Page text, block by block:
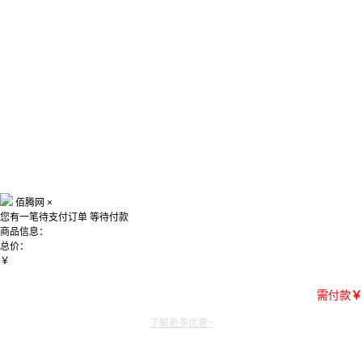
佰腾网 ×
您有一笔待支付订单 等待付款
商品信息：
总价：
￥
需付款￥
了解更多优惠~